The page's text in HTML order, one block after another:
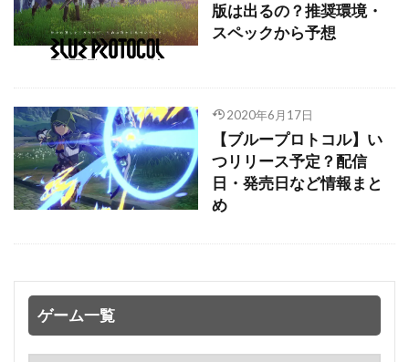
版は出るの？推奨環境・
スペックから予想
2020年6月17日
【ブループロトコル】い
つリリース予定？配信
日・発売日など情報まと
め
ゲーム一覧